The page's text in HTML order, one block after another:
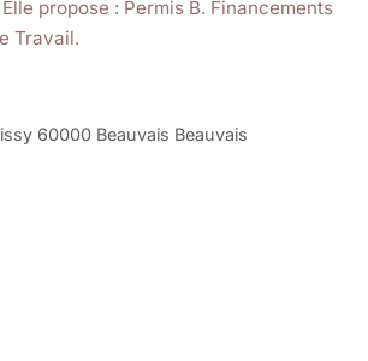
propose : Permis B. Financements
Travail.
60000 Beauvais Beauvais